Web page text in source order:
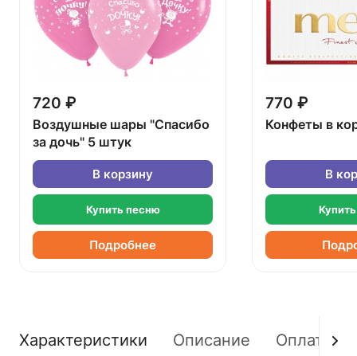
720 ₽
Воздушные шары "Спасибо
за дочь" 5 штук
В корзину
Купить песню
Подробнее
770 ₽
Конфеты в
В
Характеристики Описание Оплата